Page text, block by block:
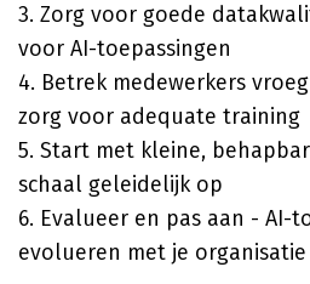
3. Zorg voor goede
voor AI-toepassingen
4. Betrek medewerkers
zorg voor adequate training
5. Start met kleine,
schaal geleidelijk op
6. Evalueer en pas aan - AI-
evolueren met je organisatie